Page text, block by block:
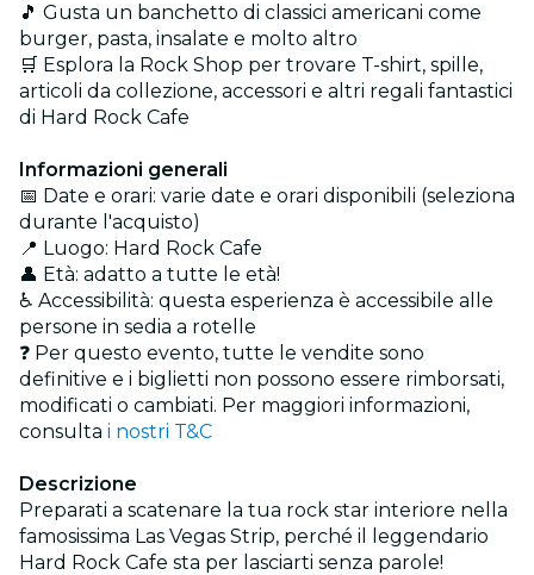
🎵 Gusta un banchetto di classici americani come
burger, pasta, insalate e molto altro
🛒 Esplora la Rock Shop per trovare T-shirt, spille,
articoli da collezione, accessori e altri regali fantastici
di Hard Rock Cafe
Informazioni generali
📅 Date e orari: varie date e orari disponibili (seleziona
durante l'acquisto)
📍 Luogo: Hard Rock Cafe
👤 Età: adatto a tutte le età!
♿️ Accessibilità: questa esperienza è accessibile alle
persone in sedia a rotelle
❓ Per questo evento, tutte le vendite sono
definitive e i biglietti non possono essere rimborsati,
modificati o cambiati. Per maggiori informazioni,
consulta i nostri T&C
Descrizione
Preparati a scatenare la tua rock star interiore nella
famosissima Las Vegas Strip, perché il leggendario
Hard Rock Cafe sta per lasciarti senza parole!